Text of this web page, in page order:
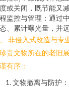
或关闭，既节能又
监控与管理：通过
、累计曝光量，并
非侵入式改造与专
贵文物所在的老旧
有序：
文物撤离与防护